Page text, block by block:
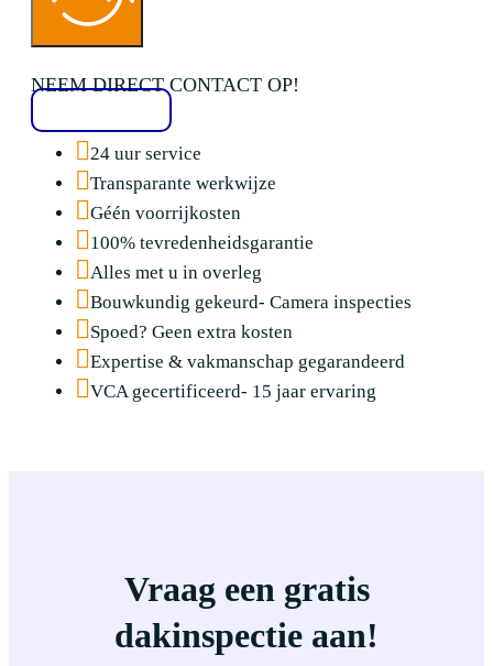
NEEM DIRECT CONTACT OP!
24 uur service
Transparante werkwijze
Géén voorrijkosten
100% tevredenheidsgarantie
Alles met u in overleg
Bouwkundig gekeurd- Camera inspecties
Spoed? Geen extra kosten
Expertise & vakmanschap gegarandeerd
VCA gecertificeerd- 15 jaar ervaring
Vraag een gratis
dakinspectie aan!